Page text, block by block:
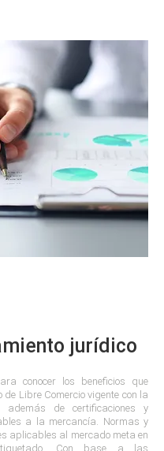
jurídico
conocer los beneficios que
de Libre Comercio vigente con la
además de certificaciones y
a la mercancía. Normas y
aplicables al mercado meta en
Con base a las